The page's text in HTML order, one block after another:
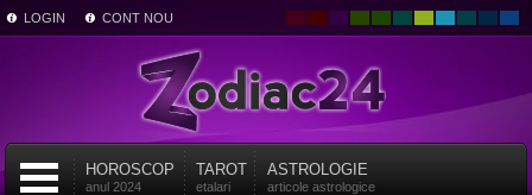
LOGIN CONT NOU
HOROSCOP
anul 2024
TAROT
etalari
ASTROLOGIE
articole astrologice